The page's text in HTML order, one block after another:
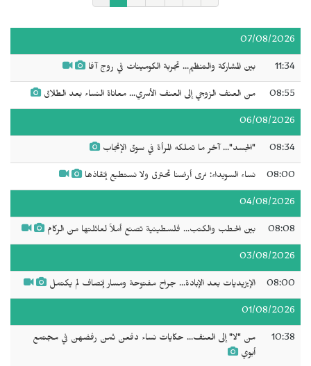
07/08/2026
11:34 بين المشاركة والتنظيم... تجربة الكومينات في روج آفا
08:55 من العنف الزوجي إلى العنف الأسري... معاناة النساء بعد الطلاق
06/08/2026
08:34 "الجسد"... آخر ما تملكه المرأة في سوق الإنجاب
08:00 نساء السويداء: نرى أرضنا تحترق ولا نستطيع إنقاذها
04/08/2026
08:08 بين الحطب والكتب... فلسطينية تصنع أملاً لعائلتها من الركام
03/08/2026
08:00 الإيزيديات بعد الإبادة... جراح مفتوحة ومسار إنصاف لم يكتمل
01/08/2026
10:38
من "لا" إلى العنف... حكايات نساء دفعن ثمن رفضهن في مجتمع
أبوي